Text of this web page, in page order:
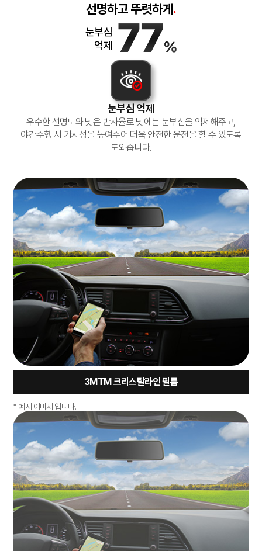
선명하고 뚜렷하게.
눈부심
억제
눈부심 억제
우수한 선명도와 낮은 반사율로 낮에는 눈부심을 억제해주고,
야간주행 시 가시성을 높여주어 더욱 안전한 운전을 할 수 있도록
도와줍니다.
3MTM 크리스탈라인 필름
* 예시 이미지 입니다.